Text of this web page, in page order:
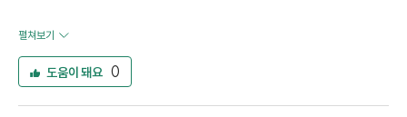
펼쳐보기
도움이 돼요 0